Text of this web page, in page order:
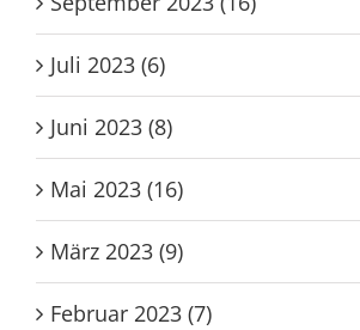
Juli 2023 (6)
Juni 2023 (8)
Mai 2023 (16)
März 2023 (9)
Februar 2023 (7)